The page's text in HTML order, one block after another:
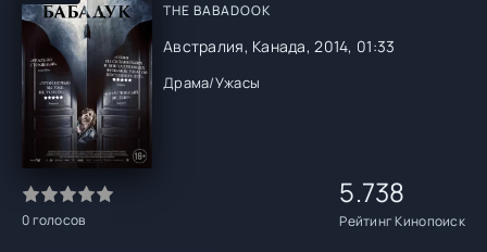
THE BABADOOK
Австралия, Канада, 2014, 01:33
Драма/Ужасы
0голосов
5.738
Рейтинг Кинопоиск